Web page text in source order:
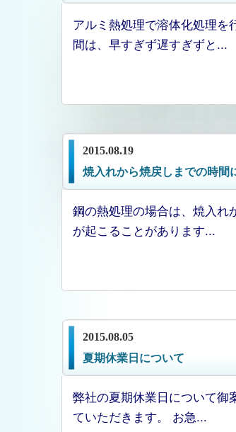
アルミ熱処理で溶体化処理
間は、早すぎず遅すぎずと...
2015.08.19
焼入れから焼戻しまでの時間
鋼の熱処理の場合は、焼入れ
が起こることがあります...
2015.08.05
夏期休業日について
弊社の夏期休業日について御
ていただきます。 お急...